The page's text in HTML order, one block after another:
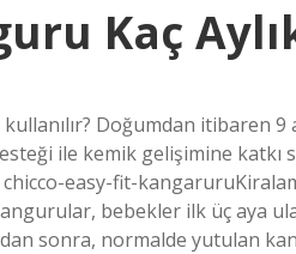
Kaç
Doğumdan itibaren
ile kemik gelişimine katkı
easy-fit-
bebekler ilk üç aya
sonra, normalde yutulan